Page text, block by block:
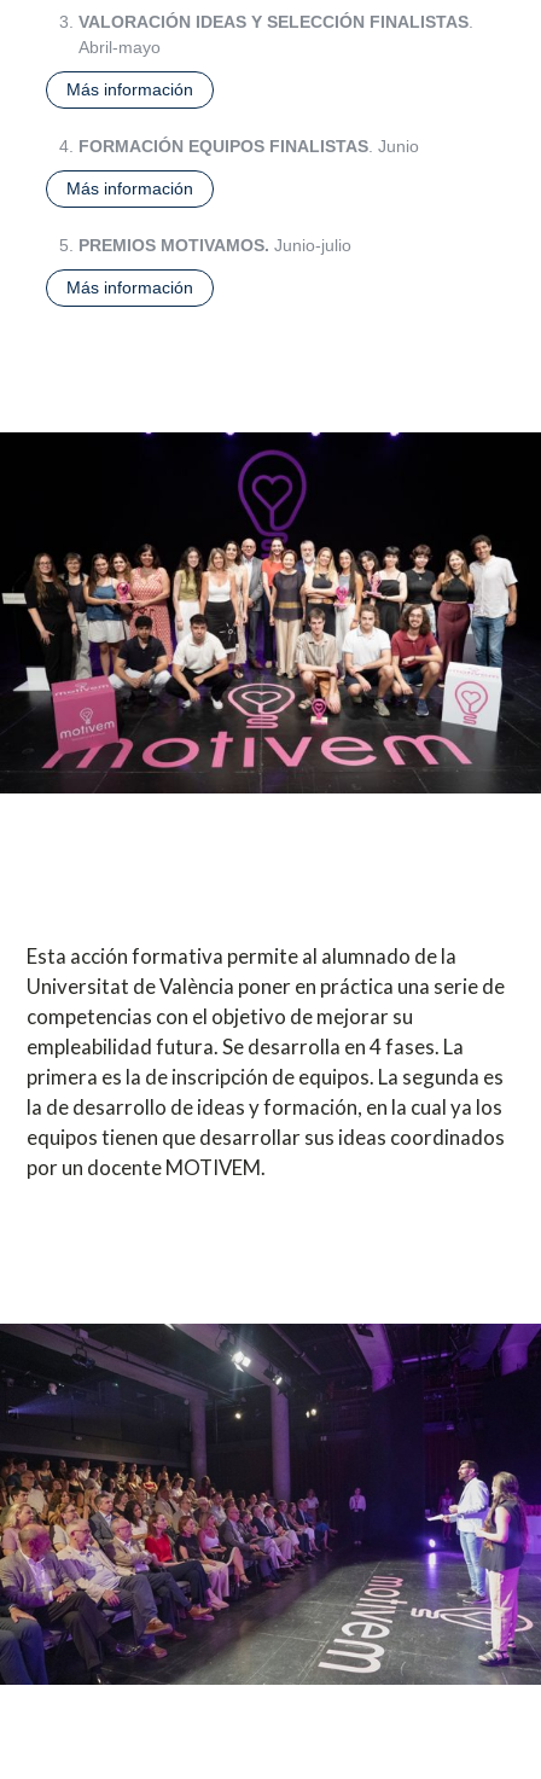
VALORACIÓN IDEAS Y SELECCIÓN FINALISTAS.
Abril-mayo
Más información
FORMACIÓN EQUIPOS FINALISTAS. Junio
Más información
PREMIOS MOTIVAMOS. Junio-julio
Más información
Esta acción formativa permite al alumnado de la
Universitat de València poner en práctica una serie de
competencias con el objetivo de mejorar su
empleabilidad futura. Se desarrolla en 4 fases. La
primera es la de inscripción de equipos. La segunda es
la de desarrollo de ideas y formación, en la cual ya los
equipos tienen que desarrollar sus ideas coordinados
por un docente MOTIVEM.